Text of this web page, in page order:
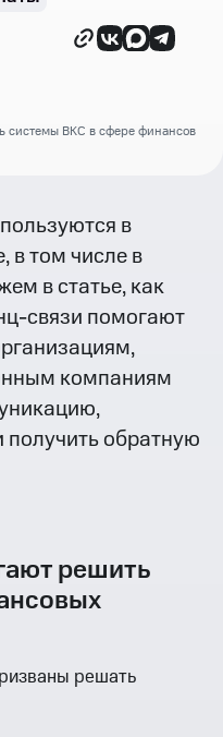
системы ВКС в сфере финансов
в
в том числе в
в статье, как
связи помогают
компаниям
получить обратную
решить
решать